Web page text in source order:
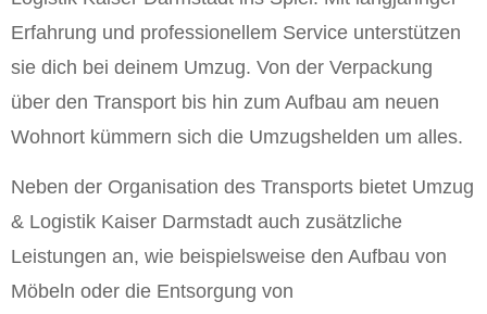
Erfahrung und professionellem Service unterstützen
sie dich bei deinem Umzug. Von der Verpackung
über den Transport bis hin zum Aufbau am neuen
Wohnort kümmern sich die Umzugshelden um alles.
Neben der Organisation des Transports bietet Umzug
& Logistik Kaiser Darmstadt auch zusätzliche
Leistungen an, wie beispielsweise den Aufbau von
Möbeln oder die Entsorgung von